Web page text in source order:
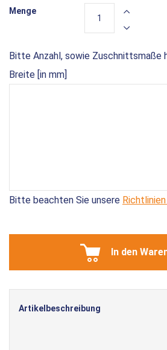
Bitte Anzahl, sowie Zuschnittsmaße
Breite [in mm]
Bitte beachten Sie unsere
Menge
In den
Artikelbeschreibung